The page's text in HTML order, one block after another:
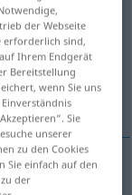
der Webseite
erforderlich sind,
Ihrem Endgerät
Bereitstellung
wenn Sie uns
Sie
unserer
zu den Cookies
Sie einfach auf den
der